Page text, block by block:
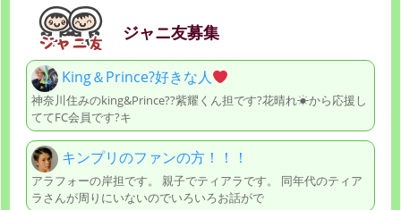
ジャニ友募集
King＆Prince?好きな人
神奈川住みのking&Prince??紫耀くん担です?花晴れ☀から応援し
ててFC会員です?キ
キンプリのファンの方！！！
アラフォーの岸担です。 親子でティアラです。 同年代のティア
ラさんが周りにいないのでいろいろお話がで